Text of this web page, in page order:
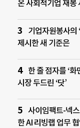
온 사회적기업 재봉
기업자원봉사의
제시한 새 기준은
한 줄 점자를 ‘
시장 두드린 ‘닷’
사이임팩트-넥
한 AI 리빙랩 업무